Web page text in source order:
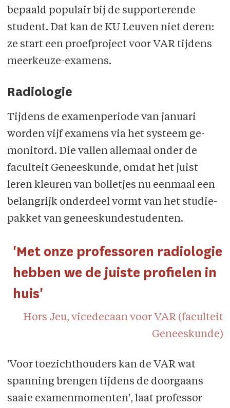
bepaald populair bij de supporterende
student. Dat kan de KU Leuven niet deren:
ze start een proefproject voor VAR tijdens
meerkeuze-examens.
Radiologie
Tijdens de examenperiode van januari
worden vijf examens via het systeem ge­
moni­tord. Die vallen allemaal onder de
faculteit Geneeskunde, omdat het juist
leren kleuren van bolletjes nu eenmaal een
belang­rijk onderdeel vormt van het studie­
pakket van genees­kun­de­studenten.
'Met onze professoren radiologie
hebben we de juiste profielen in
huis'
Hors Jeu, vicedecaan voor VAR (faculteit
Geneeskunde)
'Voor toezichthouders kan de VAR wat
span­ning brengen tijdens de doorgaans
saaie exa­men­momenten', laat professor